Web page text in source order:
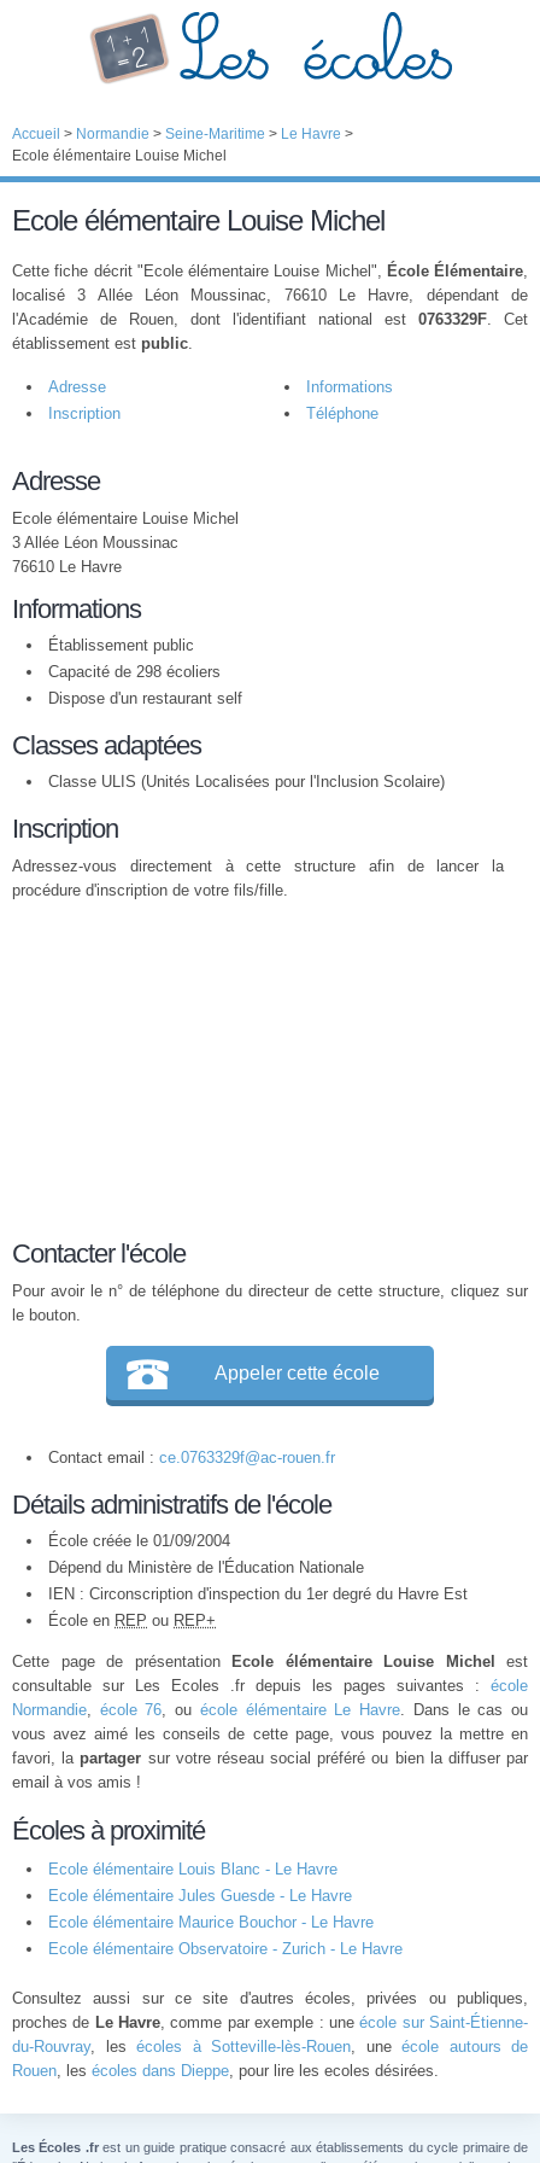
Accueil > Normandie > Seine-Maritime > Le Havre >
Ecole élémentaire Louise Michel
Ecole élémentaire Louise Michel
Cette fiche décrit "Ecole élémentaire Louise Michel", École Élémentaire,
localisé 3 Allée Léon Moussinac, 76610 Le Havre, dépendant de
l'Académie de Rouen, dont l'identifiant national est 0763329F. Cet
établissement est public.
Adresse
Informations
Inscription
Téléphone
Adresse
Ecole élémentaire Louise Michel
3 Allée Léon Moussinac
76610 Le Havre
Informations
Établissement public
Capacité de 298 écoliers
Dispose d'un restaurant self
Classes adaptées
Classe ULIS (Unités Localisées pour l'Inclusion Scolaire)
Inscription
Adressez-vous directement à cette structure afin de lancer la
procédure d'inscription de votre fils/fille.
Contacter l'école
Pour avoir le n° de téléphone du directeur de cette structure, cliquez sur
le bouton.
Appeler cette école
Contact email : ce.0763329f@ac-rouen.fr
Détails administratifs de l'école
École créée le 01/09/2004
Dépend du Ministère de l'Éducation Nationale
IEN : Circonscription d'inspection du 1er degré du Havre Est
École en REP ou REP+
Cette page de présentation Ecole élémentaire Louise Michel
est
consultable sur Les Ecoles .fr depuis les pages suivantes : école
Normandie, école 76, ou école élémentaire Le Havre. Dans le cas ou
vous avez aimé les conseils de cette page, vous pouvez la mettre en
favori, la partager sur votre réseau social préféré ou bien la diffuser par
email à vos amis !
Écoles à proximité
Ecole élémentaire Louis Blanc - Le Havre
Ecole élémentaire Jules Guesde - Le Havre
Ecole élémentaire Maurice Bouchor - Le Havre
Ecole élémentaire Observatoire - Zurich - Le Havre
Consultez aussi sur ce site d'autres écoles, privées ou publiques,
proches de Le Havre, comme par exemple : uneécole sur Saint-Étienne-
du-Rouvray, les écoles à Sotteville-lès-Rouen, une école autours de
Rouen, les écoles dans Dieppe, pour lire les ecoles désirées.
Les Écoles .frest un guide pratique consacré aux établissements du cycle primaire de